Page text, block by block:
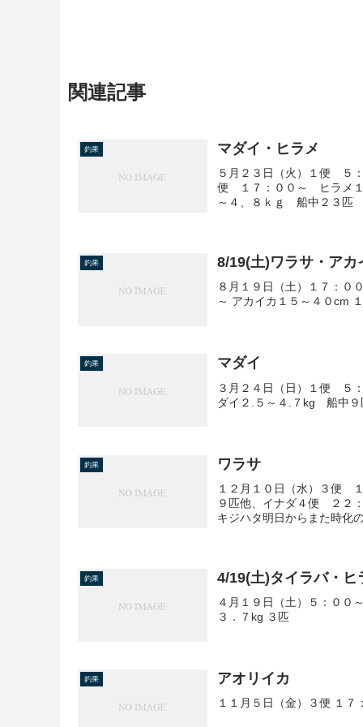
関連記事
釣果 マダイ・ヒラメ
５月２３日（火）１便 ５
便 １７：００～ ヒラメ
～４、８ｋｇ 船中２３匹
釣果 8/19(土)ワラサ・アカ
８月１９日（土）１７：０
～ アカイカ１５～４０cm
釣果 マダイ
３月２４日（日）１便
ダイ２.５～４.７kg 船中９
釣果 ワラサ
１２月１０日（水）３便
９匹他、イナダ４便 ２２
キジハタ明日からまた時化
釣果 4/19(土)タイラバ・ヒ
４月１９日（土）５：００
３．７kg ３匹
釣果 アオリイカ
１１月５日（金）３便 １